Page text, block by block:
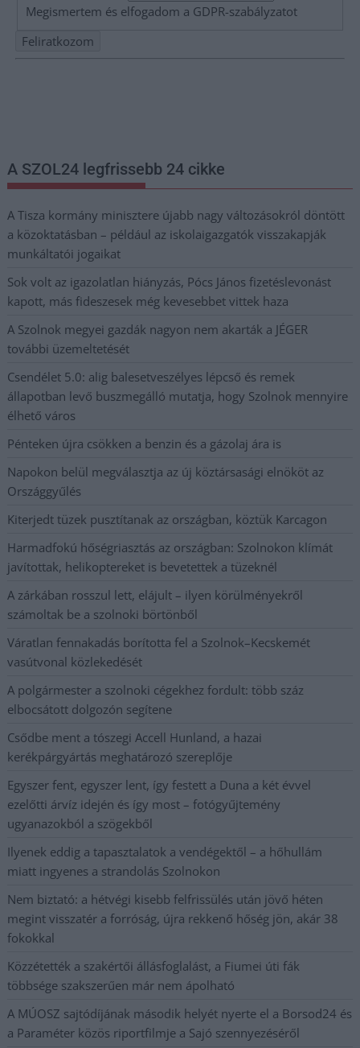
Megismertem és elfogadom a GDPR-szabályzatot
A SZOL24 legfrissebb 24 cikke
A Tisza kormány minisztere újabb nagy változásokról döntött
a közoktatásban – például az iskolaigazgatók visszakapják
munkáltatói jogaikat
Sok volt az igazolatlan hiányzás, Pócs János fizetéslevonást
kapott, más fideszesek még kevesebbet vittek haza
A Szolnok megyei gazdák nagyon nem akarták a JÉGER
további üzemeltetését
Csendélet 5.0: alig balesetveszélyes lépcső és remek
állapotban levő buszmegálló mutatja, hogy Szolnok mennyire
élhető város
Pénteken újra csökken a benzin és a gázolaj ára is
Napokon belül megválasztja az új köztársasági elnököt az
Országgyűlés
Kiterjedt tüzek pusztítanak az országban, köztük Karcagon
Harmadfokú hőségriasztás az országban: Szolnokon klímát
javítottak, helikoptereket is bevetettek a tüzeknél
A zárkában rosszul lett, elájult – ilyen körülményekről
számoltak be a szolnoki börtönből
Váratlan fennakadás borította fel a Szolnok–Kecskemét
vasútvonal közlekedését
A polgármester a szolnoki cégekhez fordult: több száz
elbocsátott dolgozón segítene
Csődbe ment a tószegi Accell Hunland, a hazai
kerékpárgyártás meghatározó szereplője
Egyszer fent, egyszer lent, így festett a Duna a két évvel
ezelőtti árvíz idején és így most – fotógyűjtemény
ugyanazokból a szögekből
Ilyenek eddig a tapasztalatok a vendégektől – a hőhullám
miatt ingyenes a strandolás Szolnokon
Nem biztató: a hétvégi kisebb felfrissülés után jövő héten
megint visszatér a forróság, újra rekkenő hőség jön, akár 38
fokokkal
Közzétették a szakértői állásfoglalást, a Fiumei úti fák
többsége szakszerűen már nem ápolható
A MÚOSZ sajtódíjának második helyét nyerte el a Borsod24 és
a Paraméter közös riportfilmje a Sajó szennyezéséről